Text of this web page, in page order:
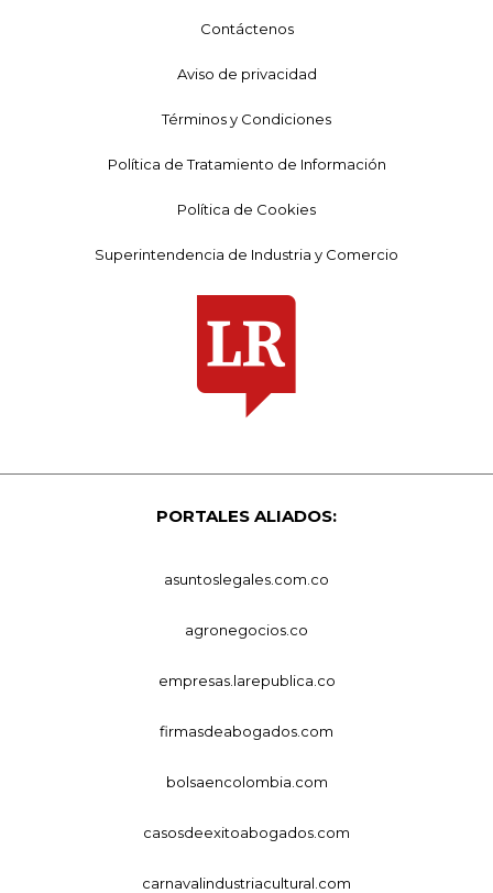
Contáctenos
Aviso de privacidad
Términos y Condiciones
Política de Tratamiento de Información
Política de Cookies
Superintendencia de Industria y Comercio
PORTALES ALIADOS:
asuntoslegales.com.co
agronegocios.co
empresas.larepublica.co
firmasdeabogados.com
bolsaencolombia.com
casosdeexitoabogados.com
carnavalindustriacultural.com